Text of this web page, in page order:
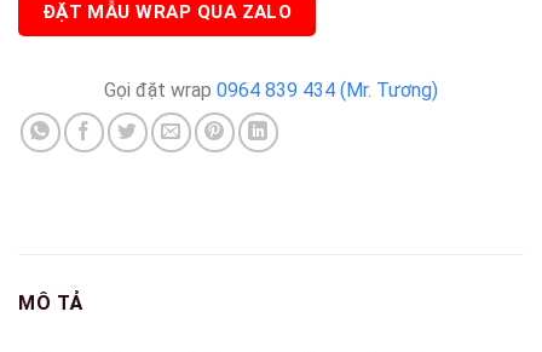
ĐẶT MẪU WRAP QUA ZALO
Gọi đặt wrap 0964 839 434 (Mr. Tương)
MÔ TẢ